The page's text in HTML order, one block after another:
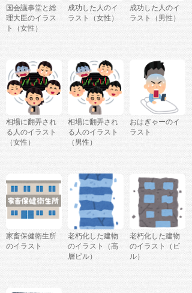
国会議事堂と総
理大臣のイラス
ト（女性）
成功した人のイ
ラスト（女性）
成功した人のイ
ラスト（男性）
相場に翻弄され
る人のイラスト
（女性）
相場に翻弄され
る人のイラスト
（男性）
おはぎゃーのイ
ラスト
家畜保健衛生所
のイラスト
老朽化した建物
のイラスト（高
層ビル）
老朽化した建物
のイラスト（ビ
ル）